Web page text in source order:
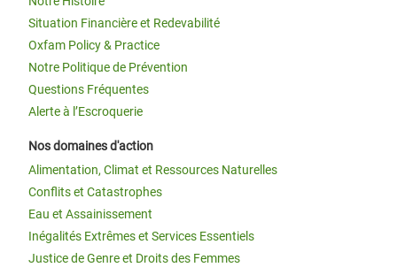
Situation Financière et Redevabilité
Oxfam Policy & Practice
Notre Politique de Prévention
Questions Fréquentes
Alerte à l’Escroquerie
Nos domaines d'action
Alimentation, Climat et Ressources Naturelles
Conflits et Catastrophes
Eau et Assainissement
Inégalités Extrêmes et Services Essentiels
Justice de Genre et Droits des Femmes